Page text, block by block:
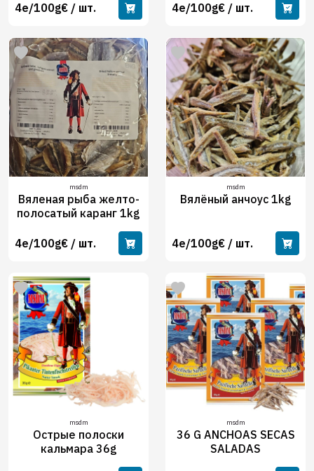
4e/100g€ / шт. 4e/100g€ / шт.
msdm
Вяленая рыба желто-
полосатый каранг 1kg
4e/100g€ / шт.
msdm
Вялёный анчоус 1kg
4e/100g€ / шт.
msdm
Острые полоски
кальмара 36g
msdm
36 G ANCHOAS SECAS
SALADAS